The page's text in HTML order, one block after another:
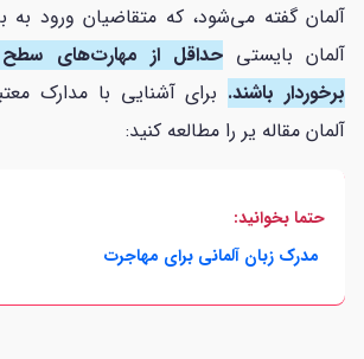
آلمان گفته می‌شود، که متقاضیان ورود به
آلمان بایستی
برخوردار باشند. برای آشنایی با مدارک
آلمان مقاله یر را مطالعه کنید:
حتما بخوانید:
مدرک زبان آلمانی برای مهاجرت